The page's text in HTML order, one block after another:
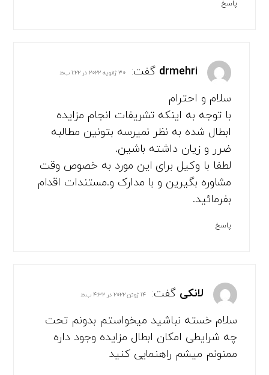
پاسخ
drmehri گفت: ۳۰ ژانویه ۲۰۲۲ در ۱:۲۲ ب.ظ
سلام و احترام
با توجه به اینکه تشریفات انجام مزایده
ابطال شده به نظر نمیرسه بتونین مطالبه
ضرر و زیان داشته باشین.
لطفا با وکیل برای این مورد به خصوص وقت
مشاوره بگیرین و با مدارک و.مستندات اقدام
بفرمائید.
پاسخ
لانکی گفت: ۱۴ ژوئن ۲۰۲۲ در ۴:۳۲ ب.ظ
سلام خسته نباشید میخواستم بدونم تحت
چه شرایطی امکان ابطال مزایده وجود داره
ممنونم میشم راهنمایی کنید